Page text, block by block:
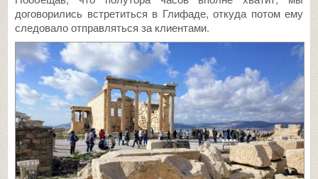
договорились встретиться в Глифаде, откуда потом ему
следовало отправляться за клиентами.